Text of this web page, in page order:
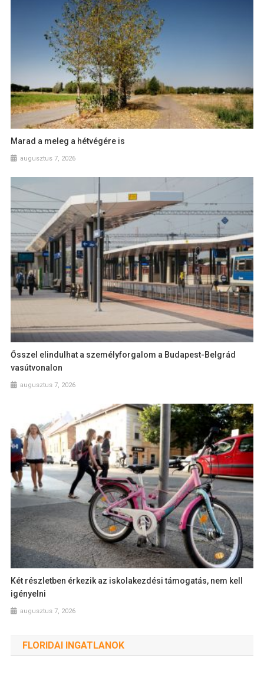
Marad a meleg a hétvégére is
augusztus 7, 2026
Ősszel elindulhat a személyforgalom a Budapest-Belgrád
vasútvonalon
augusztus 7, 2026
Két részletben érkezik az iskolakezdési támogatás, nem kell
igényelni
augusztus 7, 2026
FLORIDAI INGATLANOK